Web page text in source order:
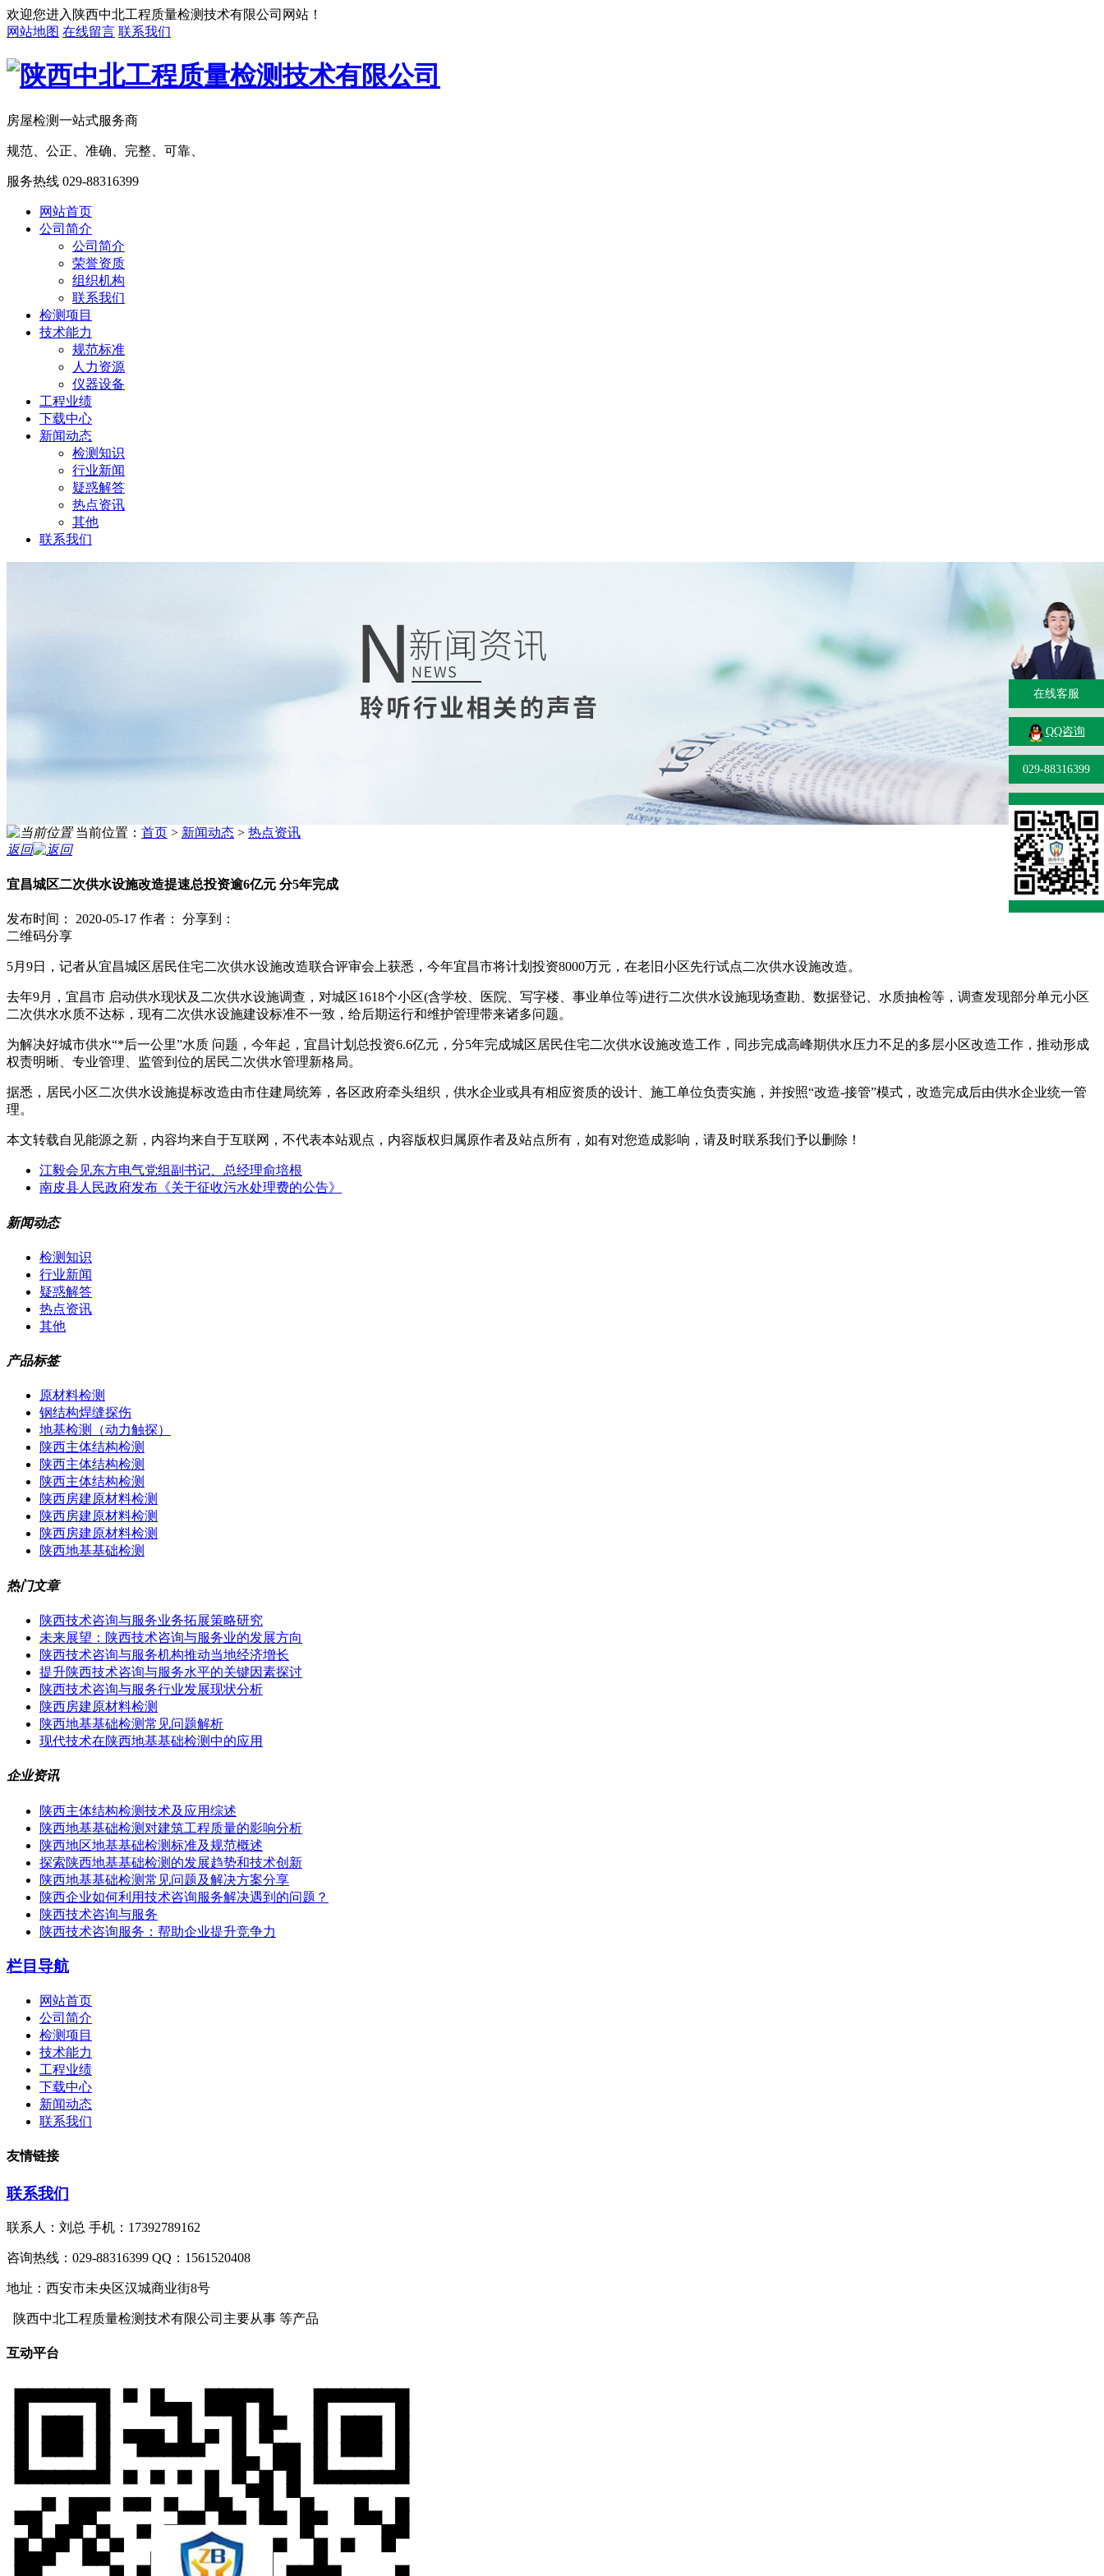
欢迎您进入陕西中北工程质量检测技术有限公司网站！
网站地图 在线留言 联系我们
房屋检测一站式服务商
规范、公正、准确、完整、可靠、
服务热线 029-88316399
网站首页
公司简介
公司简介
荣誉资质
组织机构
联系我们
检测项目
技术能力
规范标准
人力资源
仪器设备
工程业绩
下载中心
新闻动态
检测知识
行业新闻
疑惑解答
热点资讯
其他
联系我们
当前位置： 首页 > 新闻动态 > 热点资讯
返回
宜昌城区二次供水设施改造提速总投资逾6亿元 分5年完成
发布时间： 2020-05-17 作者：
分享到：
二维码分享
5月9日，记者从宜昌城区居民住宅二次供水设施改造联合评审会上获悉，今年宜昌市将计划投资8000万元，在老旧小区先行试点二次供水设施改造。
去年9月，宜昌市 启动供水现状及二次供水设施调查，对城区1618个小区(含学校、医院、写字楼、事业单位等)进行二次供水设施现场查勘、数据登记、水质抽检等，调查发现部分单元小区
二次供水水质不达标，现有二次供水设施建设标准不一致，给后期运行和维护管理带来诸多问题。
为解决好城市供水“*后一公里”水质 问题，今年起，宜昌计划总投资6.6亿元，分5年完成城区居民住宅二次供水设施改造工作，同步完成高峰期供水压力不足的多层小区改造工作，推动形成
权责明晰、专业管理、监管到位的居民二次供水管理新格局。
据悉，居民小区二次供水设施提标改造由市住建局统筹，各区政府牵头组织，供水企业或具有相应资质的设计、施工单位负责实施，并按照“改造-接管”模式，改造完成后由供水企业统一管
理。
本文转载自见能源之新，内容均来自于互联网，不代表本站观点，内容版权归属原作者及站点所有，如有对您造成影响，请及时联系我们予以删除！
江毅会见东方电气党组副书记、总经理俞培根
南皮县人民政府发布《关于征收污水处理费的公告》
新闻动态
检测知识
行业新闻
疑惑解答
热点资讯
其他
产品标签
原材料检测
钢结构焊缝探伤
地基检测（动力触探）
陕西主体结构检测
陕西主体结构检测
陕西主体结构检测
陕西房建原材料检测
陕西房建原材料检测
陕西房建原材料检测
陕西地基基础检测
热门文章
陕西技术咨询与服务业务拓展策略研究
未来展望：陕西技术咨询与服务业的发展方向
陕西技术咨询与服务机构推动当地经济增长
提升陕西技术咨询与服务水平的关键因素探讨
陕西技术咨询与服务行业发展现状分析
陕西房建原材料检测
陕西地基基础检测常见问题解析
现代技术在陕西地基基础检测中的应用
企业资讯
陕西主体结构检测技术及应用综述
陕西地基基础检测对建筑工程质量的影响分析
陕西地区地基基础检测标准及规范概述
探索陕西地基基础检测的发展趋势和技术创新
陕西地基基础检测常见问题及解决方案分享
陕西企业如何利用技术咨询服务解决遇到的问题？
陕西技术咨询与服务
陕西技术咨询服务：帮助企业提升竞争力
栏目导航
网站首页
公司简介
检测项目
技术能力
工程业绩
下载中心
新闻动态
联系我们
友情链接
联系我们
联系人：刘总 手机：17392789162
咨询热线：029-88316399 QQ：1561520408
地址：西安市未央区汉城商业街8号
陕西中北工程质量检测技术有限公司主要从事 等产品
互动平台
在线客服
QQ咨询
029-88316399